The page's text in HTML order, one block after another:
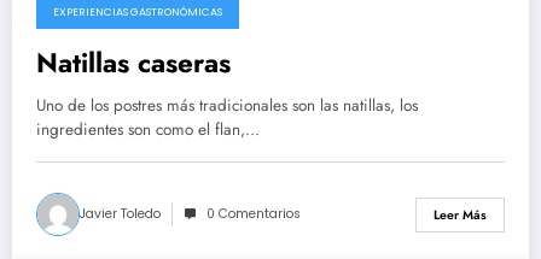
EXPERIENCIAS GASTRONÓMICAS
Natillas caseras
Uno de los postres más tradicionales son las natillas, los
ingredientes son como el flan,…
Javier Toledo 0 Comentarios Leer Más